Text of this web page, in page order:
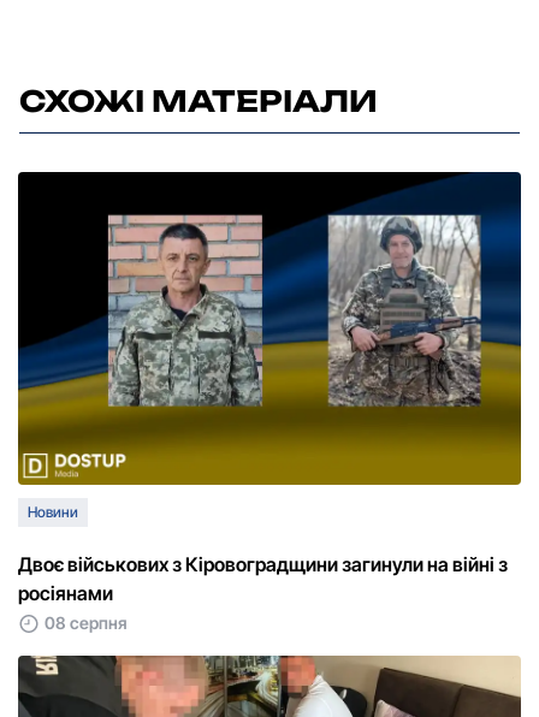
СХОЖІ МАТЕРІАЛИ
Новини
Двоє військових з Кіровоградщини загинули на війні з
росіянами
08 серпня